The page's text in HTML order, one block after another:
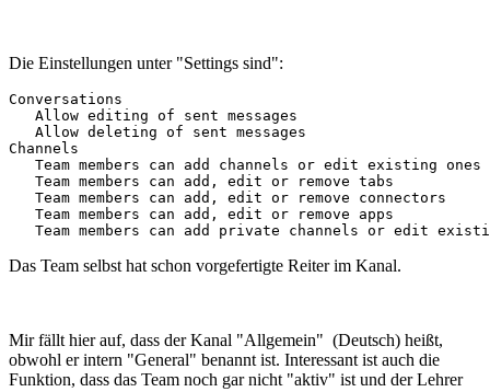
Die Einstellungen unter "Settings sind":
Conversations
Allow editing of sent messages
Allow deleting of sent messages
Channels
Team members can add channels or edit existing ones
Team members can add, edit or remove tabs
Team members can add, edit or remove connectors
Team members can add, edit or remove apps
Team members can add private channels or edit
Das Team selbst hat schon vorgefertigte Reiter im Kanal.
Mir fällt hier auf, dass der Kanal "Allgemein" (Deutsch) heißt,
obwohl er intern "General" benannt ist. Interessant ist auch die
Funktion, dass das Team noch gar nicht "aktiv" ist und der Lehrer